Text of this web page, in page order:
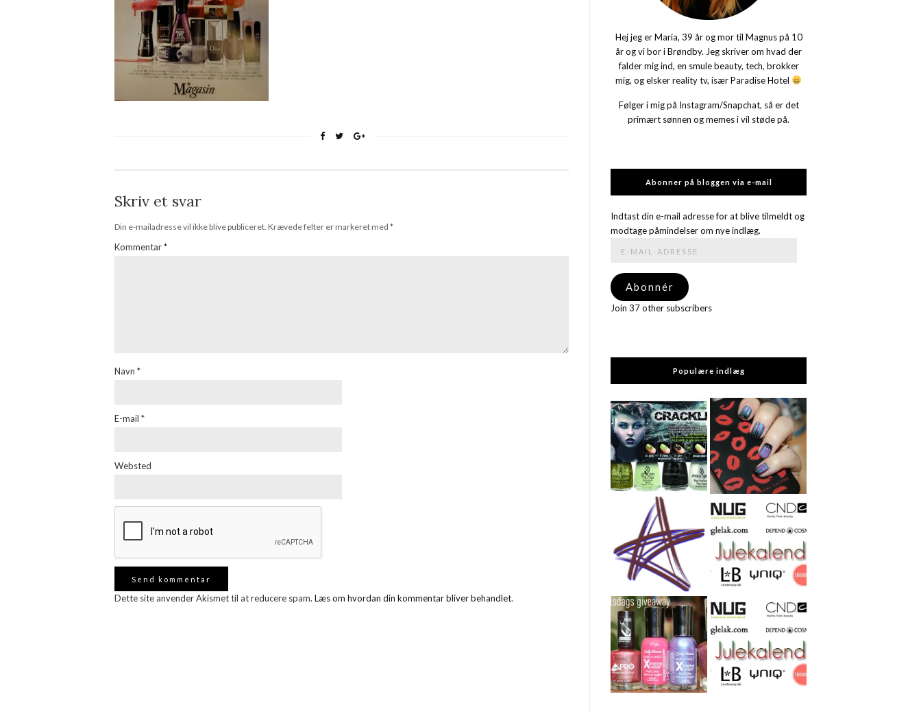
Skriv et svar
Din e-mailadresse vil ikke blive publiceret. Krævede felter er markeret med *
Kommentar*
Navn *
E-mail *
Websted
Dette site anvender Akismet til at reducere spam. Læs om hvordan din kommentar bliver behandlet.
Hej jeg er Maria, 39 år og mor til Magnus på 10
år og vi bor i Brøndby. Jeg skriver om hvad der
falder mig ind, en smule beauty, tech, brokker
mig, og elsker reality tv, især Paradise Hotel
Følger i mig på Instagram/Snapchat, så er det
primært sønnen og memes i vil støde på.
Abonner på bloggen via e-mail
Indtast din e-mail adresse for at blive tilmeldt og
modtage påmindelser om nye indlæg.
adresse
Abonnér
Join 37 other subscribers
Populære indlæg